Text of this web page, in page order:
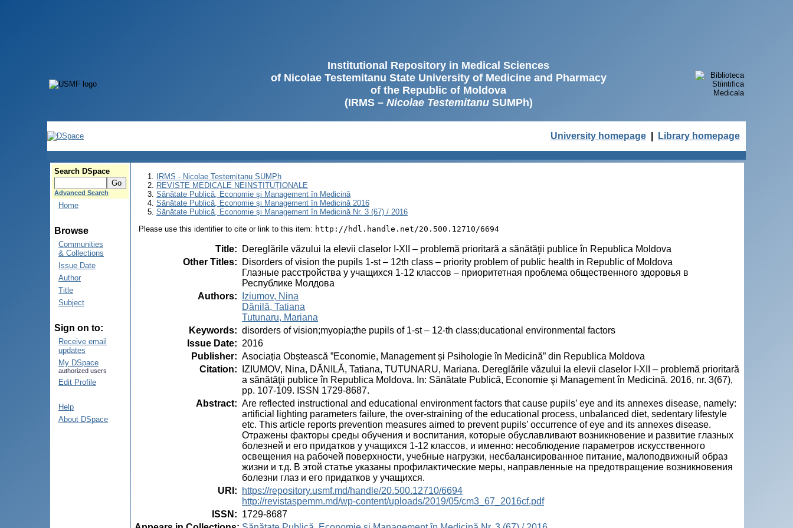
Institutional Repository in Medical Sciences
of Nicolae Testemitanu State University of Medicine and Pharmacy
of the Republic of Moldova
(IRMS – Nicolae TestemitanuSUMPh)
University homepage Library homepage
Search DSpace
Advanced Search
Home
Browse
Communities
& Collections
Issue Date
Author
Title
Subject
Sign on to:
Receive email
updates
My DSpace
authorized users
Edit Profile
Help
About DSpace
IRMS - Nicolae Testemitanu SUMPh
REVISTE MEDICALE NEINSTITUȚIONALE
Sănătate Publică, Economie şi Management în Medicină
Sănătate Publică, Economie şi Management în Medicină 2016
Sănătate Publică, Economie şi Management în Medicină Nr. 3 (67) / 2016
Please use this identifier to cite or link to this item: http://hdl.handle.net/20.500.12710/6694
Title:
Dereglările văzului la elevii claselor I-XII – problemă prioritară a sănătăţii publice în Republica Moldova
Other Titles:
Disorders of vision the pupils 1-st – 12th class – priority problem of public health in Republic of Moldova
Глазные расстройства у учащихся 1-12 классов – приоритетная проблема общественного здоровья в
Республике Молдова
Authors:
Iziumov, Nina
Dănilă, Tatiana
Tutunaru, Mariana
Keywords: disorders of vision;myopia;the pupils of 1-st – 12-th class;ducational environmental factors
Issue Date: 2016
Publisher: Asociația Obștească ”Economie, Management și Psihologie în Medicină” din Republica Moldova
Citation:
IZIUMOV, Nina, DĂNILĂ, Tatiana, TUTUNARU, Mariana. Dereglările văzului la elevii claselor I-XII – problemă prioritară
a sănătăţii publice în Republica Moldova. In: Sănătate Publică, Economie şi Management în Medicină. 2016, nr. 3(67),
pp. 107-109. ISSN 1729-8687.
Abstract: Are reflected instructional and educational environment factors that cause pupils’ eye and its annexes disease, namely:
artificial lighting parameters failure, the over-straining of the educational process, unbalanced diet, sedentary lifestyle
etc. This article reports prevention measures aimed to prevent pupils’ occurrence of eye and its annexes disease.
Отражены факторы среды обучения и воспитания, которые обуславливают возникновение и развитие глазных
болезней и его придатков у учащихся 1-12 классов, и именно: несоблюдение параметров искусственного
освещения на рабочей поверхности, учебные нагрузки, несбалансированное питание, малоподвижный образ
жизни и т.д. В этой статье указаны профилактические меры, направленные на предотвращение возникновения
болезни глаз и его придатков у учащихся.
URI :
https://repository.usmf.md/handle/20.500.12710/6694
http://revistaspemm.md/wp-content/uploads/2019/05/cm3_67_2016cf.pdf
ISSN : 1729-8687